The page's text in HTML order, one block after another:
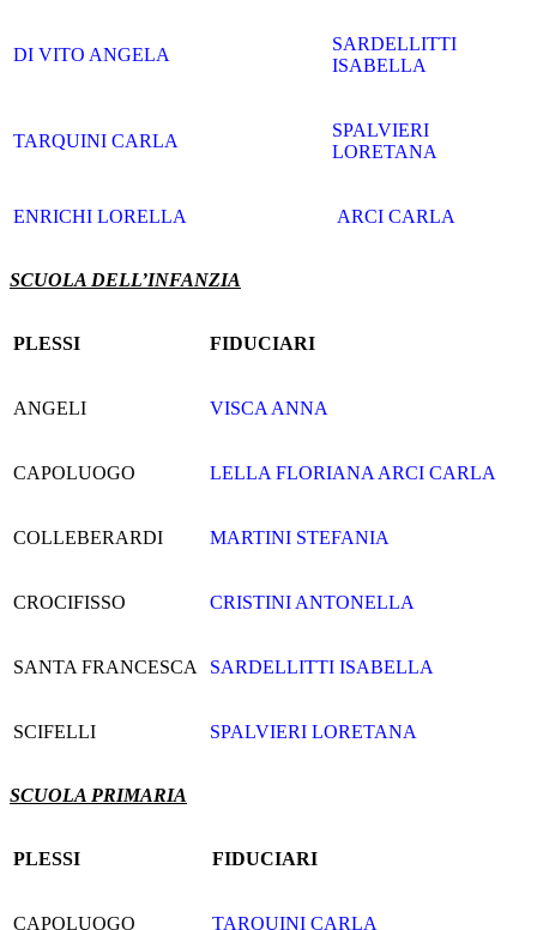
DI VITO ANGELA
SARDELLITTI
ISABELLA
TARQUINI CARLA
SPALVIERI
LORETANA
ENRICHI LORELLA ARCI CARLA
SCUOLA DELL’INFANZIA
PLESSI FIDUCIARI
ANGELI VISCA ANNA
CAPOLUOGO LELLA FLORIANA ARCI CARLA
COLLEBERARDI MARTINI STEFANIA
CROCIFISSO CRISTINI ANTONELLA
SANTA FRANCESCA SARDELLITTI ISABELLA
SCIFELLI SPALVIERI LORETANA
SCUOLA PRIMARIA
PLESSI FIDUCIARI
CAPOLUOGO TARQUINI CARLA